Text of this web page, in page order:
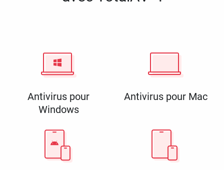
Antivirus pour
Windows
Antivirus pour Mac